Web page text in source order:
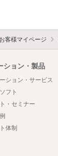
お客様マイページ
ション・製品
ション・サービス
フト
・セミナー
体制